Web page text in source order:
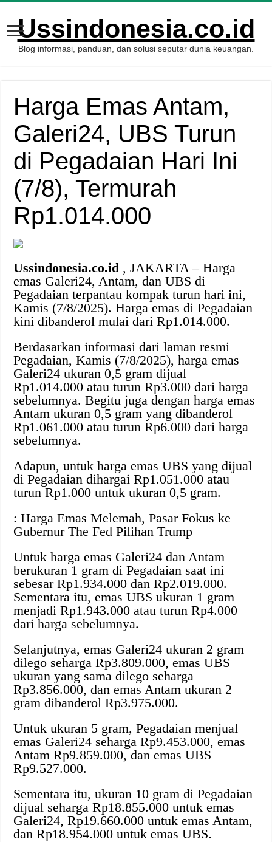
Ussindonesia.co.id
Blog informasi, panduan, dan solusi seputar dunia keuangan.
Harga Emas Antam,
Galeri24, UBS Turun
di Pegadaian Hari Ini
(7/8), Termurah
Rp1.014.000
Ussindonesia.co.id , JAKARTA – Harga
emas Galeri24, Antam, dan UBS di
Pegadaian terpantau kompak turun hari ini,
Kamis (7/8/2025). Harga emas di Pegadaian
kini dibanderol mulai dari Rp1.014.000.
Berdasarkan informasi dari laman resmi
Pegadaian, Kamis (7/8/2025), harga emas
Galeri24 ukuran 0,5 gram dijual
Rp1.014.000 atau turun Rp3.000 dari harga
sebelumnya. Begitu juga dengan harga emas
Antam ukuran 0,5 gram yang dibanderol
Rp1.061.000 atau turun Rp6.000 dari harga
sebelumnya.
Adapun, untuk harga emas UBS yang dijual
di Pegadaian dihargai Rp1.051.000 atau
turun Rp1.000 untuk ukuran 0,5 gram.
: Harga Emas Melemah, Pasar Fokus ke
Gubernur The Fed Pilihan Trump
Untuk harga emas Galeri24 dan Antam
berukuran 1 gram di Pegadaian saat ini
sebesar Rp1.934.000 dan Rp2.019.000.
Sementara itu, emas UBS ukuran 1 gram
menjadi Rp1.943.000 atau turun Rp4.000
dari harga sebelumnya.
Selanjutnya, emas Galeri24 ukuran 2 gram
dilego seharga Rp3.809.000, emas UBS
ukuran yang sama dilego seharga
Rp3.856.000, dan emas Antam ukuran 2
gram dibanderol Rp3.975.000.
Untuk ukuran 5 gram, Pegadaian menjual
emas Galeri24 seharga Rp9.453.000, emas
Antam Rp9.859.000, dan emas UBS
Rp9.527.000.
Sementara itu, ukuran 10 gram di Pegadaian
dijual seharga Rp18.855.000 untuk emas
Galeri24, Rp19.660.000 untuk emas Antam,
dan Rp18.954.000 untuk emas UBS.